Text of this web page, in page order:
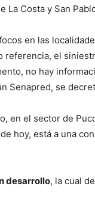
La Costa y San
en las
referencia, el
no hay
Senapred, se
en el sector de
hoy, está a una
desarrollo, la cual